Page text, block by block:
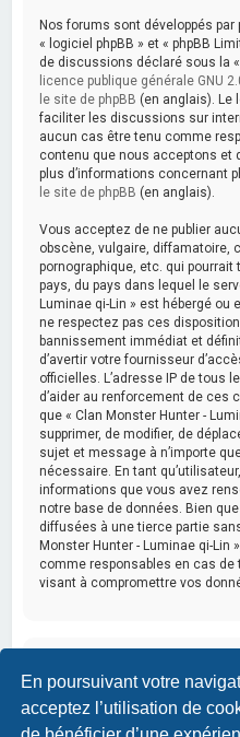
En poursuivant votre
acceptez l’utilisation de
Nos forums sont développés par
« logiciel phpBB » et « phpBB
de discussions déclaré sous la «
licence publique générale GNU
le site de phpBB (en anglais). Le
faciliter les discussions sur
aucun cas être tenu comme
contenu que nous acceptons et
plus d’informations concernant
le site de phpBB (en anglais).
Vous acceptez de ne publier
obscène, vulgaire, diffamatoire,
pornographique, etc. qui
pays, du pays dans lequel le
Luminae qi-Lin » est hébergé ou
ne respectez pas ces
bannissement immédiat et
d’avertir votre fournisseur
officielles. L’adresse IP de tous
d’aider au renforcement de ces
que « Clan Monster Hunter -
supprimer, de modifier, de
sujet et message à n’importe
nécessaire. En tant
informations que vous avez
notre base de données. Bien
diffusées à une tierce partie
Monster Hunter - Luminae qi-Lin
comme responsables en cas
visant à compromettre vos